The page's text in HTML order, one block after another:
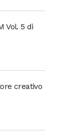
Vol. 5 di
creativo